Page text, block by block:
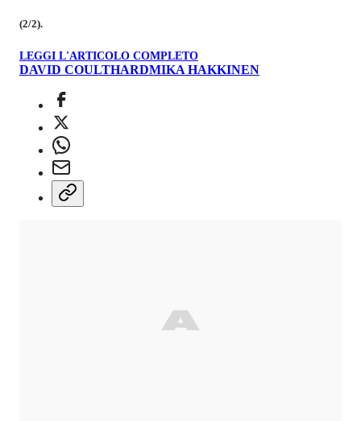
(2/2).
LEGGI L'ARTICOLO COMPLETO
DAVID COULTHARDMIKA HAKKINEN